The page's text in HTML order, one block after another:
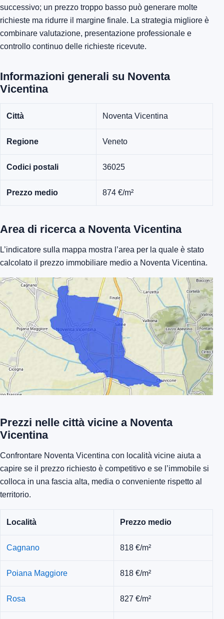
successivo; un prezzo troppo basso può generare molte
richieste ma ridurre il margine finale. La strategia migliore è
combinare valutazione, presentazione professionale e
controllo continuo delle richieste ricevute.
Informazioni generali su Noventa
Vicentina
Città Noventa Vicentina
Regione Veneto
Codici postali 36025
Prezzo medio 874 €/m²
Area di ricerca a Noventa Vicentina
L’indicatore sulla mappa mostra l’area per la quale è stato
calcolato il prezzo immobiliare medio a Noventa Vicentina.
Prezzi nelle città vicine a Noventa
Vicentina
Confrontare Noventa Vicentina con località vicine aiuta a
capire se il prezzo richiesto è competitivo e se l’immobile si
colloca in una fascia alta, media o conveniente rispetto al
territorio.
Località Prezzo medio
Cagnano 818 €/m²
Poiana Maggiore 818 €/m²
Rosa 827 €/m²